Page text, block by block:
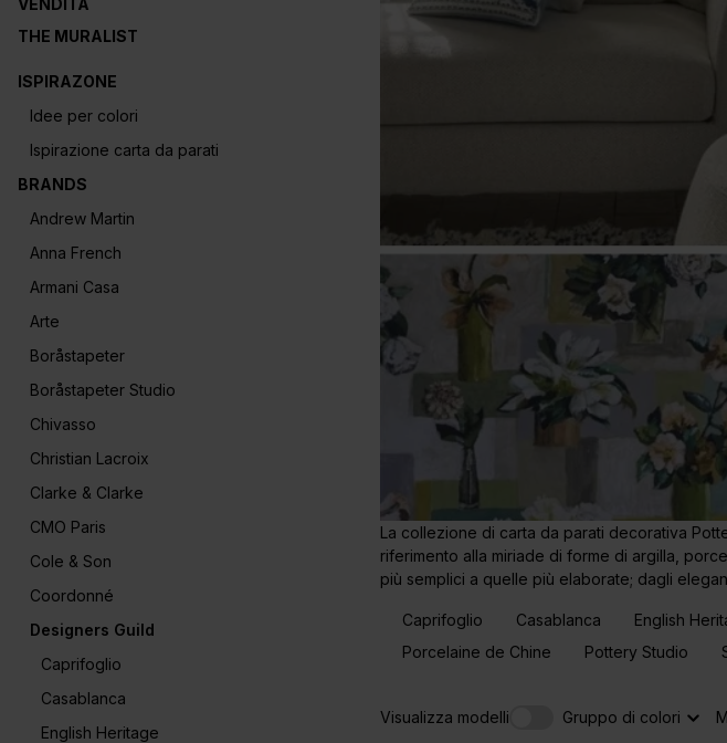
VENDITA
THE MURALIST
ISPIRAZONE
Idee per colori
Ispirazione carta da parati
BRANDS
Andrew Martin
Anna French
Armani Casa
Arte
Boråstapeter
Boråstapeter Studio
Chivasso
Christian Lacroix
Clarke & Clarke
CMO Paris
Cole & Son
Coordonné
Designers Guild
Caprifoglio
Casablanca
English Heritage
La collezione di carta da parati decorativa
riferimento alla miriade di forme di argilla,
più semplici a quelle più elaborate; dagli
Caprifoglio Casablanca English
Porcelaine de Chine
Pottery Studio
Visualizza modelli Gruppo di colori